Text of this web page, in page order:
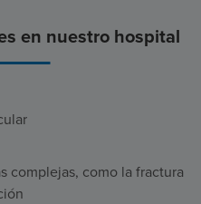
en nuestro hospital
complejas, como la fractura